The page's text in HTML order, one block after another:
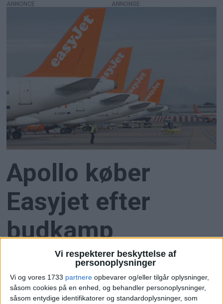
Vi respekterer beskyttelse af
personoplysninger
Vi og vores 1733 partnere opbevarer og/eller tilgår oplysninger,
såsom cookies på en enhed, og behandler personoplysninger,
såsom entydige identifikatorer og standardoplysninger, som
ANNONCE
Apollo køber
Easyjet efter
budkamp
Apollo Global Management overtager Easyjet for
5,7 milliarder pund efter måneder med budkamp
om det britiske lavprisselskab.